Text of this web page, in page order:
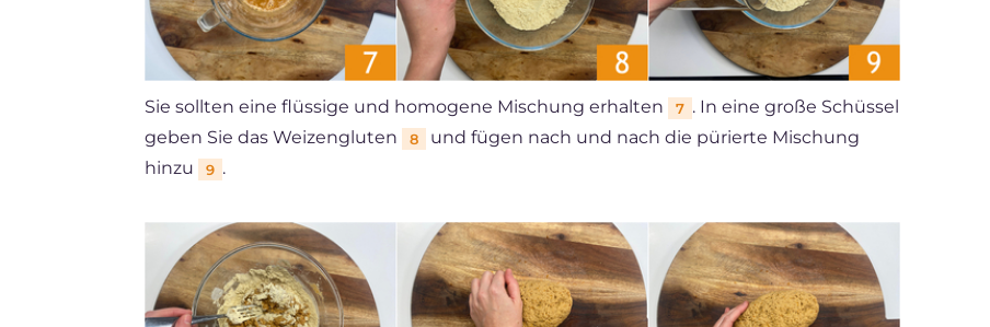
Sie sollten eine flüssige und homogene Mischung erhalten 7 . In eine große Schüssel
geben Sie das Weizengluten
8
und fügen nach und nach die pürierte Mischung
hinzu
9 .